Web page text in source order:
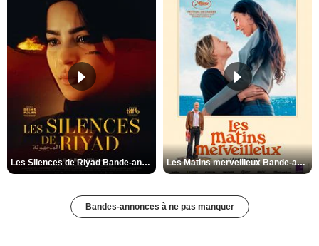
Les Silences de Riyad Bande-annonce VO STFR Les Matins merveilleux Bande-annonce VF
Bandes-annonces à ne pas manquer